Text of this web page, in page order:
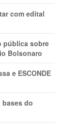
com edital
pública sobre
Bolsonaro
e ESCONDE
bases do